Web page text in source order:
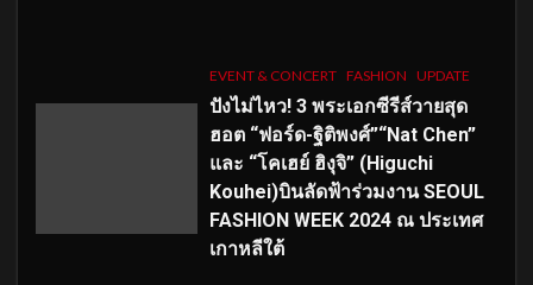
EVENT & CONCERT FASHION UPDATE
ปังไม่ไหว! 3 พระเอกซีรีส์วายสุด
ฮอต “ฟอร์ด-ฐิติพงศ์”“Nat Chen”
และ “โคเฮย์ ฮิงุจิ” (Higuchi
Kouhei)บินลัดฟ้าร่วมงาน SEOUL
FASHION WEEK 2024 ณ ประเทศ
เกาหลีใต้